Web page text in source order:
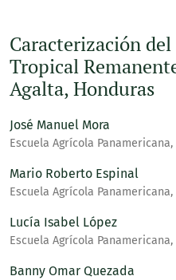
Caracterización del
Tropical
Agalta, Honduras
José Manuel Mora
Escuela Agrícola
Mario Roberto Espinal
Escuela Agrícola
Lucía Isabel López
Escuela Agrícola
Banny Omar Quezada